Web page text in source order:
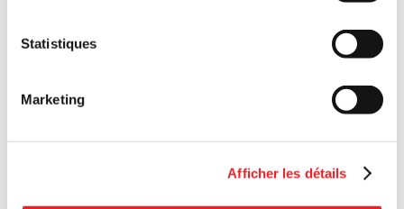
Statistiques
Marketing
Afficher les détails